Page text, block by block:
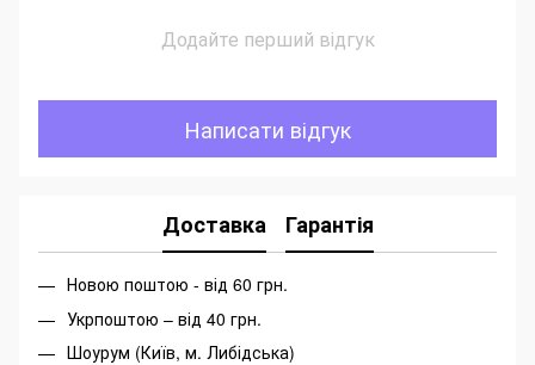
Додайте перший відгук
Написати відгук
Доставка Гарантія
Новою поштою - від 60 грн.
Укрпоштою – від 40 грн.
Шоурум (Київ, м. Либідська)